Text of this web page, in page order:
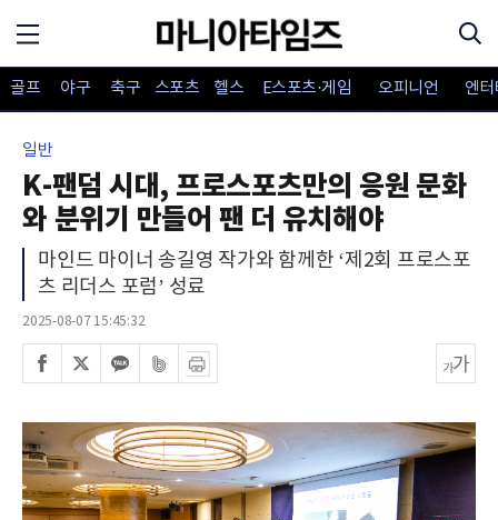
골프 야구 축구 스포츠 헬스 E스포츠·게임 오피니언 엔
일반
K-팬덤 시대, 프로스포츠만의 응원 문화
와 분위기 만들어 팬 더 유치해야
마인드 마이너 송길영 작가와 함께한 ‘제2회 프로스포
츠 리더스 포럼’ 성료
2025-08-07 15:45:32